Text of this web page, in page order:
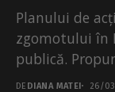
Planului de
zgomotului în
publică.
privind harta
DE DIANA MATEI 26/